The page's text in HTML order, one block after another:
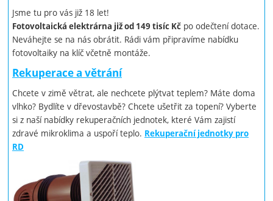
Jsme tu pro vás již 18 let!
Fotovoltaická elektrárna již od 149 tisíc Kč po odečtení dotace.
Neváhejte se na nás obrátit. Rádi vám připravíme nabídku
fotovoltaiky na klíč včetně montáže.
Rekuperace a větrání
Chcete v zimě větrat, ale nechcete plýtvat teplem? Máte doma
vlhko? Bydlíte v dřevostavbě? Chcete ušetřit za topení? Vyberte
si z naší nabídky rekuperačních jednotek, které Vám zajistí
zdravé mikroklima a uspoří teplo. Rekuperační jednotky pro
RD